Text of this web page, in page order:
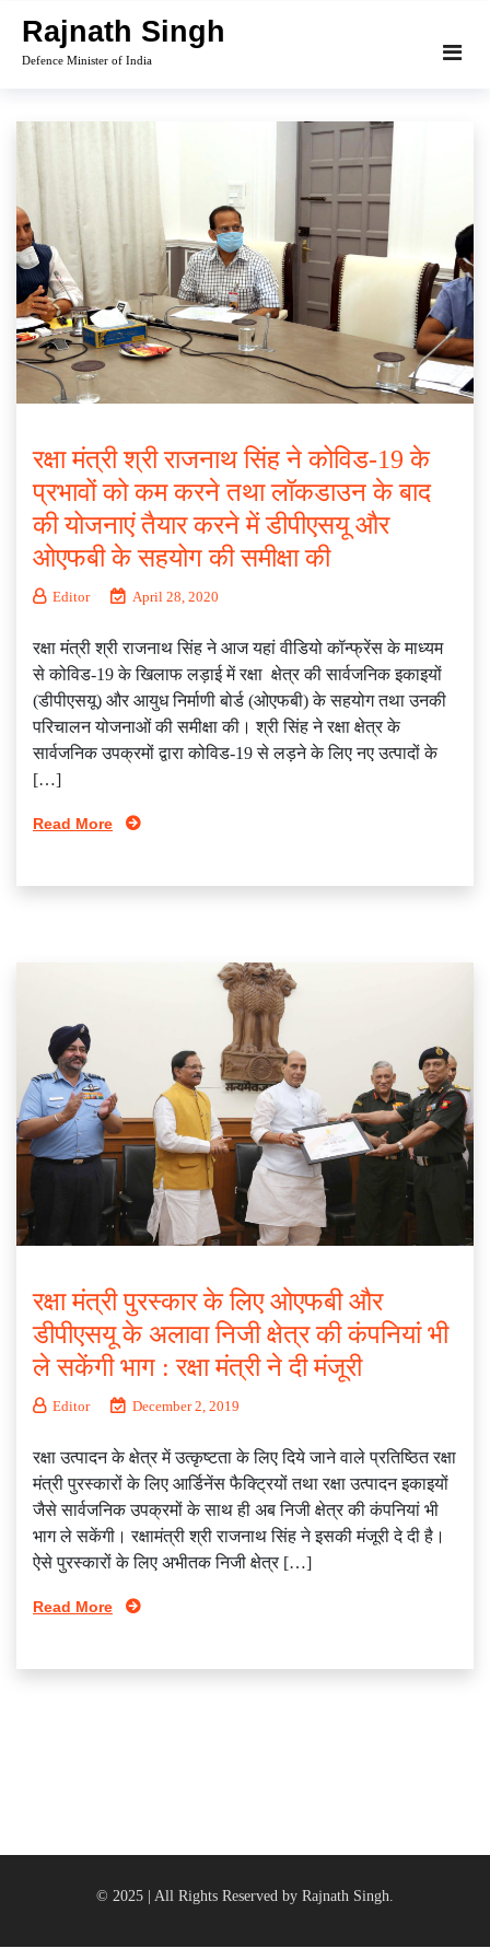
content
Rajnath Singh
Defence Minister of India
रक्षा मंत्री श्री राजनाथ सिंह ने कोविड-19 के
प्रभावों को कम करने तथा लॉकडाउन के बाद
की योजनाएं तैयार करने में डीपीएसयू और
ओएफबी के सहयोग की समीक्षा की
Editor April 28, 2020
रक्षा मंत्री श्री राजनाथ सिंह ने आज यहां वीडियो कॉन्फ्रेंस के माध्यम
से कोविड-19 के खिलाफ लड़ाई में रक्षा क्षेत्र की सार्वजनिक इकाइयों
(डीपीएसयू) और आयुध निर्माणी बोर्ड (ओएफबी) के सहयोग तथा उनकी
परिचालन योजनाओं की समीक्षा की। श्री सिंह ने रक्षा क्षेत्र के
सार्वजनिक उपक्रमों द्वारा कोविड-19 से लड़ने के लिए नए उत्पादों के
[…]
Read More
रक्षा मंत्री पुरस्कार के लिए ओएफबी और
डीपीएसयू के अलावा निजी क्षेत्र की कंपनियां भी
ले सकेंगी भाग : रक्षा मंत्री ने दी मंजूरी
Editor December 2, 2019
रक्षा उत्‍पादन के क्षेत्र में उत्‍कृष्‍टता के लिए दिये जाने वाले प्रतिष्ठित रक्षा
मंत्री पुरस्‍कारों के लिए आर्डिनेंस फैक्ट्रियों तथा रक्षा उत्‍पादन इकाइयों
जैसे सार्वजनिक उपक्रमों के साथ ही अब निजी क्षेत्र की कंपनियां भी
भाग ले सकेंगी। रक्षामंत्री श्री राजनाथ सिंह ने इसकी मंजूरी दे दी है।
ऐसे पुरस्‍कारों के लिए अभीतक निजी क्षेत्र […]
Read More
© 2025 | All Rights Reserved by Rajnath Singh.